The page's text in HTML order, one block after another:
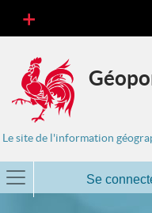
Le site de l'information
Se